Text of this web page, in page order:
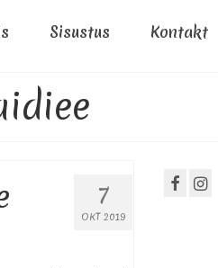
Sisustus Kontakt
7
OKT 2019